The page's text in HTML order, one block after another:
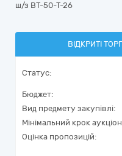
ш/з ВТ-50-Т-26
ВІДКРИТІ
Статус:
Бюджет:
Вид предмету закупівлі:
Мінімальний крок
Оцінка пропозицій: